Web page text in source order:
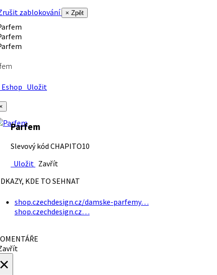
zablokování
× Zpět
Uložit
Parfem
Slevový kód CHAPITO10
Uložit Zavřít
KDE TO SEHNAT
shop.czechdesign.cz/damske-parfemy…
shop.czechdesign.cz…